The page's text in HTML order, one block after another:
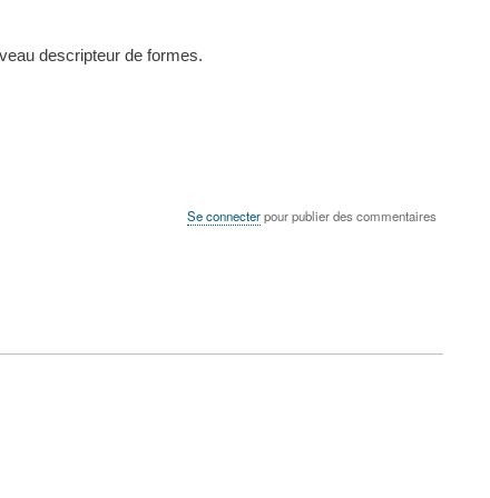
descripteur de formes.
Se connecterpour publier des commentaires